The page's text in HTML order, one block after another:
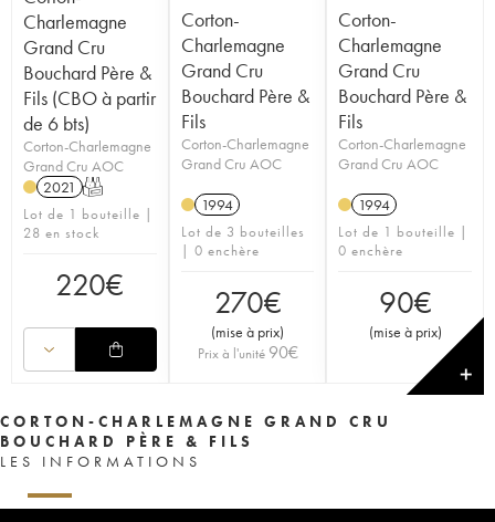
Charlemagne
Grand Cru
Bouchard Père &
Fils (CBO à partir
de 6 bts)
Corton-Charlemagne
Grand Cru AOC
2021 T
Lot de 1 bouteille |
28 en stock
220€
Corton-
Charlemagne
Grand Cru
Bouchard Père &
Fils
Corton-Charlemagne
Grand Cru AOC
1994
Lot de 3 bouteilles
| 0 enchère
270€
(mise à prix)
Prix à l'unité 90€
Corton-
Charlemagne
Grand Cru
Bouchard Père &
Fils
Corton-Charlemagne
Grand Cru AOC
1994
Lot de 1 bouteille |
0 enchère
90€
(mise à prix)
✕
CORTON-CHARLEMAGNE GRAND CRU
BOUCHARD PÈRE & FILS
LES INFORMATIONS